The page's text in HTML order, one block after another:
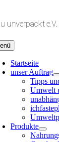
springen
unverpackt e.V.
Startseite
unser Auftrag
Tipps
Umwelt
Produkte